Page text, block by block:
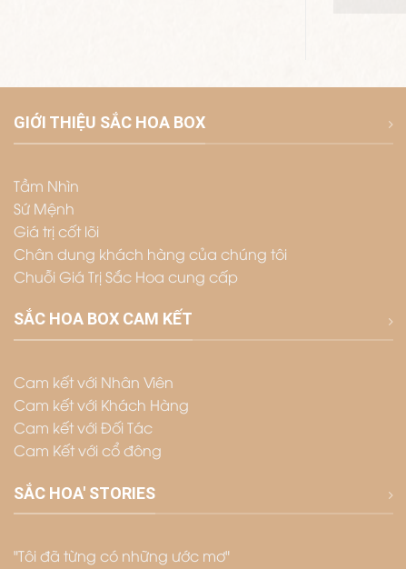
GIỚI THIỆU SẮC HOA BOX
Tầm Nhìn
Sứ Mệnh
Giá trị cốt lõi
Chân dung khách hàng của chúng tôi
Chuỗi Giá Trị Sắc Hoa cung cấp
SẮC HOA BOX CAM KẾT
Cam kết với Nhân Viên
Cam kết với Khách Hàng
Cam kết với Đối Tác
Cam Kết với cổ đông
SẮC HOA' STORIES
"Tôi đã từng có những ước mơ"